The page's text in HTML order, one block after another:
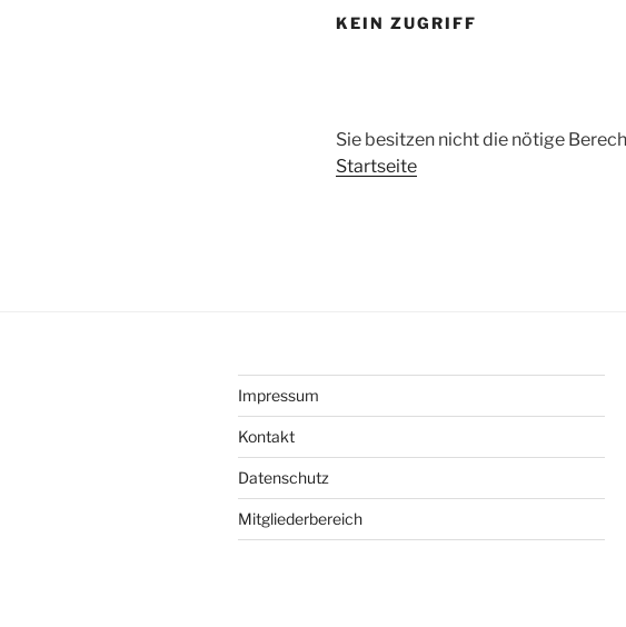
KEIN ZUGRIFF
Sie besitzen nicht die nötige
Startseite
Impressum
Kontakt
Datenschutz
Mitgliederbereich